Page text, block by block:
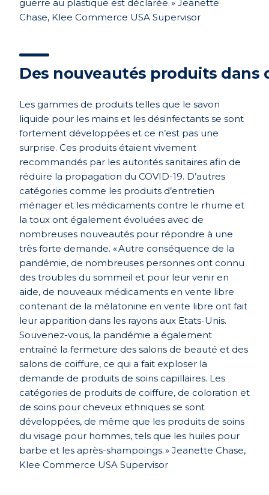
guerre au plastique est déclarée.» Jeanette
Chase, Klee Commerce USA Supervisor
Des nouveautés produits dans
Les gammes de produits telles que le savon
liquide pour les mains et les désinfectants se sont
fortement développées et ce n’est pas une
surprise. Ces produits étaient vivement
recommandés par les autorités sanitaires afin de
réduire la propagation du COVID-19. D’autres
catégories comme les produits d’entretien
ménager et les médicaments contre le rhume et
la toux ont également évoluées avec de
nombreuses nouveautés pour répondre à une
très forte demande. « Autre conséquence de la
pandémie, de nombreuses personnes ont connu
des troubles du sommeil et pour leur venir en
aide, de nouveaux médicaments en vente libre
contenant de la mélatonine en vente libre ont fait
leur apparition dans les rayons aux Etats-Unis.
Souvenez-vous, la pandémie a également
entraîné la fermeture des salons de beauté et des
salons de coiffure, ce qui a fait exploser la
demande de produits de soins capillaires. Les
catégories de produits de coiffure, de coloration et
de soins pour cheveux ethniques se sont
développées, de même que les produits de soins
du visage pour hommes, tels que les huiles pour
barbe et les après-shampoings. » Jeanette Chase,
Klee Commerce USA Supervisor